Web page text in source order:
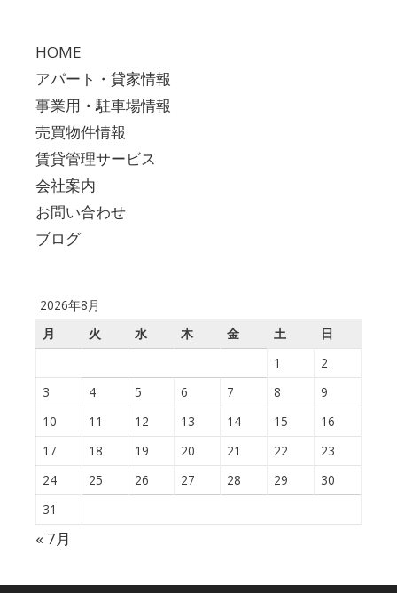
HOME
アパート・貸家情報
事業用・駐車場情報
売買物件情報
賃貸管理サービス
会社案内
お問い合わせ
ブログ
2026年8月
月
火 水 木 金 土
日
1
2
3
4 5 6 7 8
9
10
11 12 13 14 15
16
17
18 19 20 21 22
23
24
25 26 27 28 29
30
31
« 7月